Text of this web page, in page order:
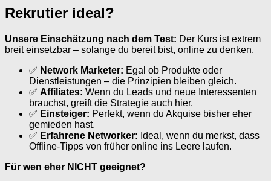
Rekrutier ideal?
Unsere Einschätzung nach dem Test: Der Kurs ist extrem
breit einsetzbar – solange du bereit bist, online zu denken.
✅ Network Marketer: Egal ob Produkte oder
Dienstleistungen – die Prinzipien bleiben gleich.
✅ Affiliates: Wenn du Leads und neue Interessenten
brauchst, greift die Strategie auch hier.
✅ Einsteiger: Perfekt, wenn du Akquise bisher eher
gemieden hast.
✅ Erfahrene Networker: Ideal, wenn du merkst, dass
Offline-Tipps von früher online ins Leere laufen.
Für wen eher NICHT geeignet?